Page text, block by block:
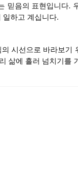
믿음의 표현입니다.
하고 계십니다.
시선으로 바라보기
삶에 흘러 넘치기를